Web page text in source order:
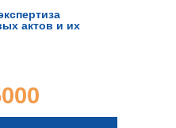
актов и их